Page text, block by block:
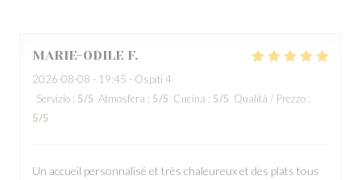
MARIE-ODILE F
2026-08-08 - 19:45 - Ospiti 4
Servizio : 5/5 Atmosfera : 5/5 Cucina : 5/5 Qualità / Prezzo :
5/5
Un accueil personnalisé et très chaleureux et des plats tous